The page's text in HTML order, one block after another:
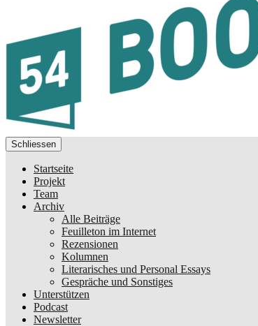
Schliessen
Startseite
Projekt
Team
Archiv
Alle Beiträge
Feuilleton im Internet
Rezensionen
Kolumnen
Literarisches und Personal Essays
Gespräche und Sonstiges
Unterstützen
Podcast
Newsletter